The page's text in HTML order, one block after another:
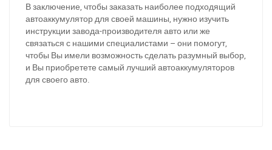
В заключение, чтобы заказать наиболее подходящий
автоаккумулятор для своей машины, нужно изучить
инструкции завода-производителя авто или же
связаться с нашими специалистами – они помогут,
чтобы Вы имели возможность сделать разумный выбор,
и Вы приобретете самый лучший автоаккумуляторов
для своего авто.